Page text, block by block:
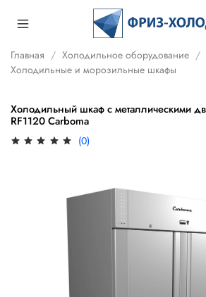
Главная
Холодильное оборудование
Холодильные и морозильные шкафы
Холодильный шкаф с металлическими
RF1120 Сarboma
(0)